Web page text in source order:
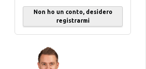
Non ho un conto, desidero
registrarmi